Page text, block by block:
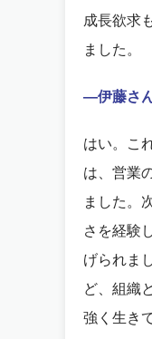
成長欲求
ました。
―伊藤さ
はい。こ
は、営業
ました。
さを経験
げられま
ど、組織
強く生き